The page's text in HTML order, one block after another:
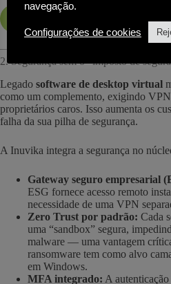
2. Segurança sem o “imposto de
Legado software de desktop virtual
como um complemento, exigindo
proprietários caros. Isso aumenta os
falha da sua pilha de segurança.
A Inuvika integra a segurança no
Gateway seguro empresarial
ESG fornece acesso remoto
necessidade de uma VPN
Zero Trust por padrão: Cada
uma “sandbox” segura,
malware — uma vantagem
ransomware tem como alvo
em Windows.
MFA integrado: A
navegação.
Configurações de cookies